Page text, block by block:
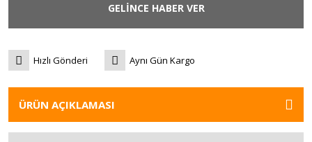
GELİNCE HABER VER
Hızlı Gönderi Aynı Gün Kargo
ÜRÜN AÇIKLAMASI